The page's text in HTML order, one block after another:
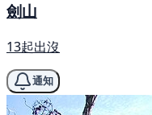
劍山
13起出沒
通知